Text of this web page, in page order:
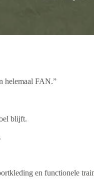
helemaal FAN.”
blijft.
en functionele